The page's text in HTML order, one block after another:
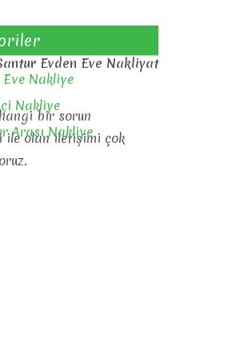
Evden Eve Nakliyat
bir sorun
ile olan iletişimi çok
Eve Nakliye
Nakliye
Arası Nakliye